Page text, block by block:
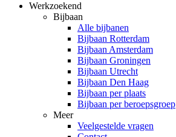
Werkzoekend
Bijbaan
Alle bijbanen
Bijbaan Rotterdam
Bijbaan Amsterdam
Bijbaan Groningen
Bijbaan Utrecht
Bijbaan Den Haag
Bijbaan per plaats
Bijbaan per beroepsgroep
Meer
Veelgestelde vragen